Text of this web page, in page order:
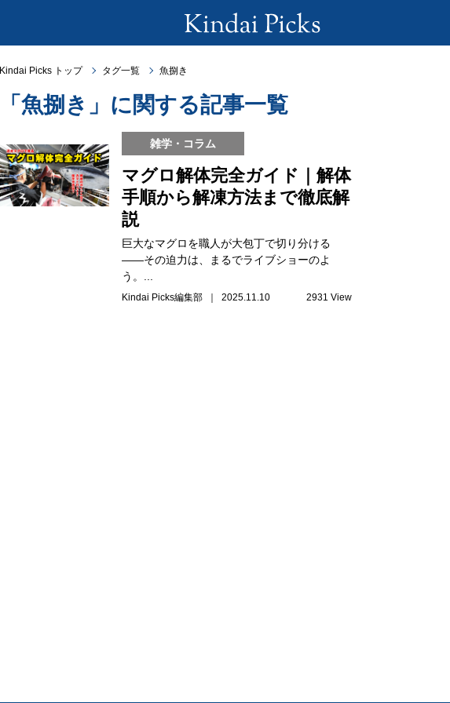
Kindai Picks トップ タグ一覧 魚捌き
「魚捌き」に関する記事一覧
雑学・コラム
マグロ解体完全ガイド｜解体
手順から解凍方法まで徹底解
説
巨大なマグロを職人が大包丁で切り分ける
——その迫力は、まるでライブショーのよ
う。...
Kindai Picks編集部 ｜ 2025.11.10 2931 View